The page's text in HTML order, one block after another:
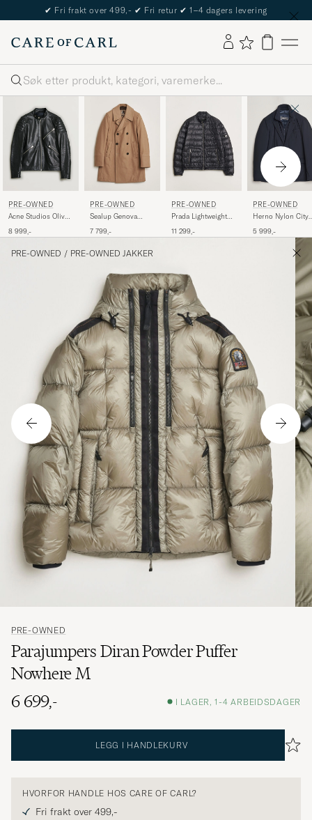
✔ Fri frakt over 499,- ✔ Fri retur ✔ 1–4 dagers levering
Søk
PRE-OWNED
Acne Studios Oliver
48
8 999,-
PRE-OWNED
Sealup Genova
50
7 799,-
PRE-OWNED
Prada Lightweight
Black 54
11 299,-
PRE-OWNED
Herno Nylon City
5 999,-
PRE-OWNED / PRE-OWNED JAKKER
PRE-OWNED
Parajumpers Diran Powder Puffer
Nowhere M
6 699,-
I LAGER, 1-4 ARBEIDSDAGER
LEGG I HANDLEKURV
HVORFOR HANDLE HOS CARE OF CARL?
Fri frakt over 499,-